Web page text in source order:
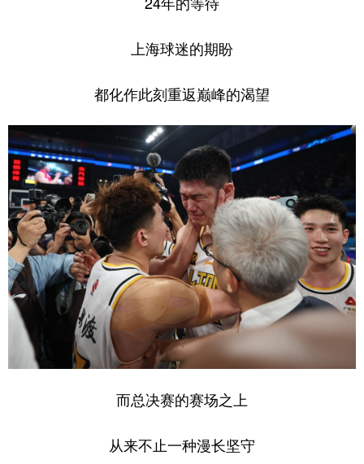
24年的等待
上海球迷的期盼
都化作此刻重返巅峰的渴望
而总决赛的赛场之上
从来不止一种漫长坚守